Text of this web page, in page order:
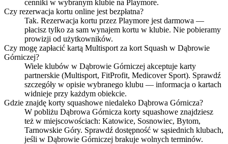
cenniki w wybranym klubie na Playmore.
Czy rezerwacja kortu online jest bezpłatna?
Tak. Rezerwacja kortu przez Playmore jest darmowa —
płacisz tylko za sam wynajem kortu w klubie. Nie pobieramy
prowizji od użytkowników.
Czy mogę zapłacić kartą Multisport za kort Squash w Dąbrowie
Górniczej?
Wiele klubów w Dąbrowie Górniczej akceptuje karty
partnerskie (Multisport, FitProfit, Medicover Sport). Sprawdź
szczegóły w opisie wybranego klubu — informacja o kartach
widnieje przy każdym obiekcie.
Gdzie znajdę korty squashowe niedaleko Dąbrowa Górnicza?
W pobliżu Dąbrowa Górnicza korty squashowe znajdziesz
też w miejscowościach: Katowice, Sosnowiec, Bytom,
Tarnowskie Góry. Sprawdź dostępność w sąsiednich klubach,
jeśli w Dąbrowie Górniczej brakuje wolnych terminów.